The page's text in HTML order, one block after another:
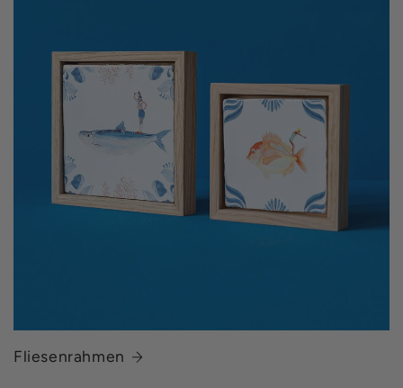
Fliesenrahmen